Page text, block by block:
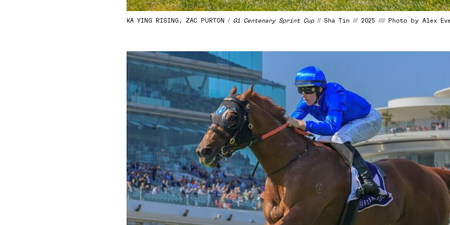
KA YING RISING, ZAC PURTON / G1 Centenary Sprint Cup// Sha Tin /// 2025 //// Photo by Alex